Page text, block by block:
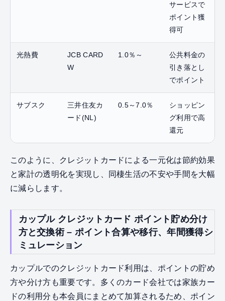
サービスで
ポイント獲
得可
光熱費
JCB CARD
W
1.0％～
公共料金の
引き落とし
でポイント
サブスク
三井住友カ
ード(NL)
0.5～7.0％
ショッピン
グ利用で高
還元
このように、クレジットカードによる一元化は節約効果
と家計の透明化を実現し、同棲生活の不安や手間を大幅
に減らします。
カップル クレジットカード ポイント貯め分け
方と交換術 – ポイント合算や移行、年間獲得シ
ミュレーション
カップルでのクレジットカード利用は、ポイントの貯め
方や分け方も重要です。多くのカード会社では家族カー
ドの利用分も本会員にまとめて加算されるため、ポイン